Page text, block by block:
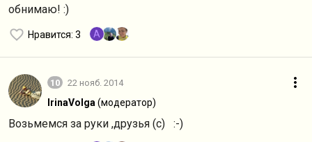
обнимаю! :)
Нравится: 3 A
10 22 нояб. 2014
IrinaVolga (модератор)
Возьмемся за руки ,друзья (с) :-)